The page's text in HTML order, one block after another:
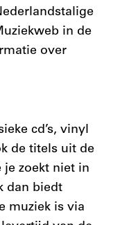
in de
over
cd’s, vinyl
de titels uit de
je zoekt niet in
dan biedt
muziek is via